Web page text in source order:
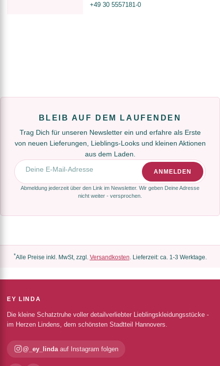
+49 30 5557181-0
BLEIB AUF DEM LAUFENDEN
Trag Dich für unseren Newsletter ein und erfahre als Erste
von neuen Lieferungen, Lieblings-Looks und kleinen Aktionen
aus dem Laden.
E-Mail-Adresse
ANMELDEN
Abmeldung jederzeit über den Link im Newsletter. Wir geben Deine Adresse
nicht weiter - versprochen.
*Alle Preise inkl. MwSt, zzgl. Versandkosten. Lieferzeit: ca. 1-3 Werktage.
EY LINDA
Die kleine Schatztruhe voller detailverliebter Lieblingskleidungsstücke -
im Herzen Lindens, dem schönsten Stadtteil Hannovers.
@_ey_linda auf Instagram folgen